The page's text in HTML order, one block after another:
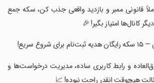
قانونی ممبر و بازدید واقعی جذب کن، سکه جمع
کانال‌ها امتیاز بگیر! 🎉
سریع!
و رابط کاربری ساده، مدیریت درخواست‌ها و
هیچ‌وقت انقدر راحت نبوده! 📈